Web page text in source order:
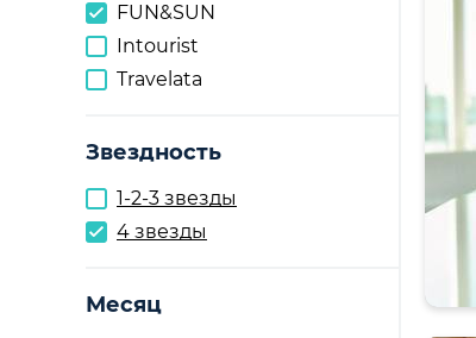
FUN&SUN
Intourist
Travelata
Звездность
1-2-3 звезды
4 звезды
Месяц